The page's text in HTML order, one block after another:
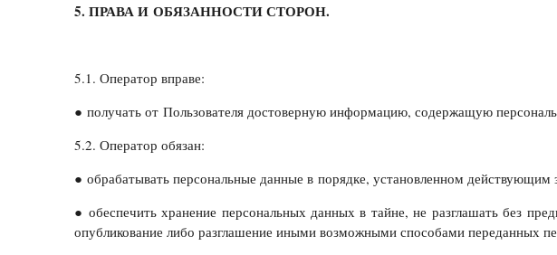
5. ПРАВА И ОБЯЗАННОСТИ СТОРОН.
5.1. Оператор вправе:
● получать от Пользователя достоверную информацию, содержащую
5.2. Оператор обязан:
● обрабатывать персональные данные в порядке, установленном действующим
● обеспечить хранение персональных данных в тайне, не разглашать без
опубликование либо разглашение иными возможными способами переданных